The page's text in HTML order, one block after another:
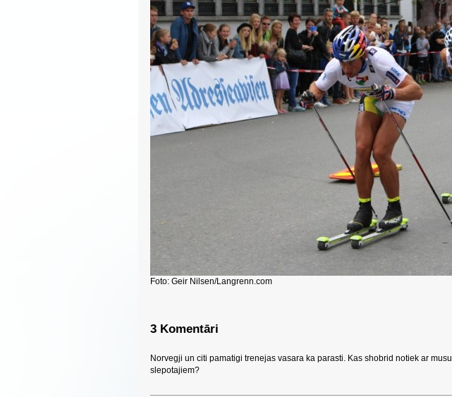
Foto: Geir Nilsen/Langrenn.com
3 Komentāri
Norvegji un citi pamatigi trenejas vasara ka parasti. Kas shobrid notiek ar musu
slepotajiem?